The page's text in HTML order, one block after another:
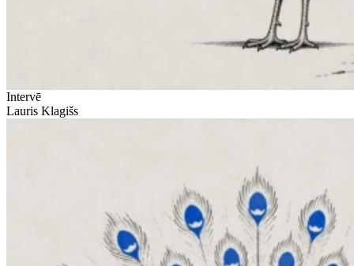
Intervē
Lauris Klagišs